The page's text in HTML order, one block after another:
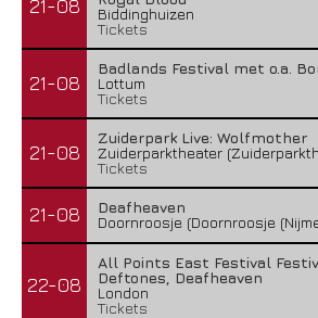
21-08
Biddinghuizen
Tickets
21-08
Badlands Festival met o.a.
Lottum
Tickets
21-08
Zuiderpark Live: Wolfmother
Zuiderparktheater
Tickets
21-08
Deafheaven
Doornroosje (Doornroosje
22-08
All Points East Festival
Deftones, Deafheaven
London
Tickets